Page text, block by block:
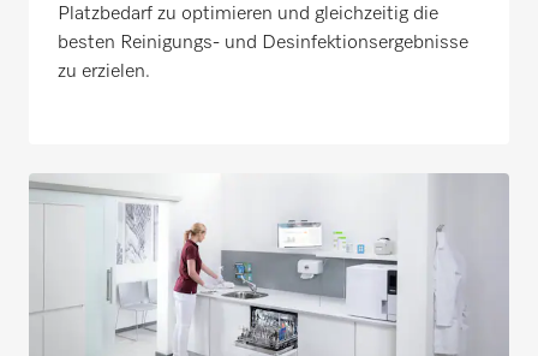
Platzbedarf zu optimieren und gleichzeitig die
besten Reinigungs- und Desinfektionsergebnisse
zu erzielen.